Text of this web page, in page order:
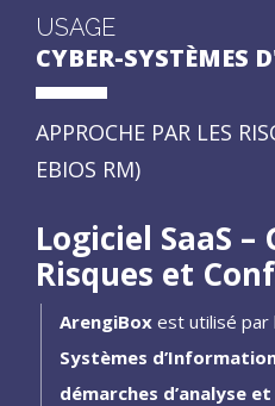
USAGE
CYBER-SYSTÈMES
APPROCHE PAR LES
EBIOS RM)
Logiciel SaaS
Risques et
ArengiBox est utilisé par
Systèmes
démarches d’analyse